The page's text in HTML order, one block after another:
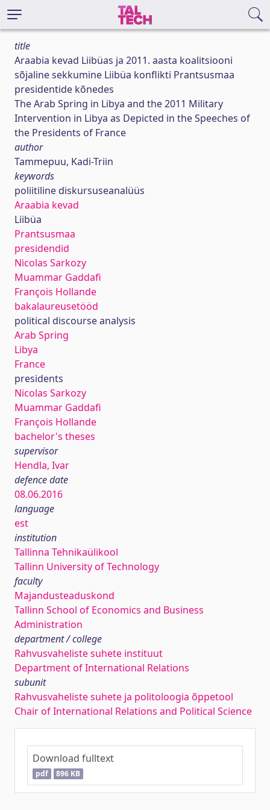
title
Araabia kevad Liibüas ja 2011. aasta koalitsiooni
sõjaline sekkumine Liibüa konflikti Prantsusmaa
presidentide kõnedes
The Arab Spring in Libya and the 2011 Military
Intervention in Libya as Depicted in the Speeches of
the Presidents of France
author
Tammepuu, Kadi-Triin
keywords
poliitiline diskursuseanalüüs
Araabia kevad
Liibüa
Prantsusmaa
presidendid
Nicolas Sarkozy
Muammar Gaddafi
François Hollande
bakalaureusetööd
political discourse analysis
Arab Spring
Libya
France
presidents
Nicolas Sarkozy
Muammar Gaddafi
François Hollande
bachelor's theses
supervisor
Hendla, Ivar
defence date
08.06.2016
language
est
institution
Tallinna Tehnikaülikool
Tallinn University of Technology
faculty
Majandusteaduskond
Tallinn School of Economics and Business
Administration
department / college
Rahvusvaheliste suhete instituut
Department of International Relations
subunit
Rahvusvaheliste suhete ja politoloogia õppetool
Chair of International Relations and Political Science
Download fulltext
pdf 896 KB